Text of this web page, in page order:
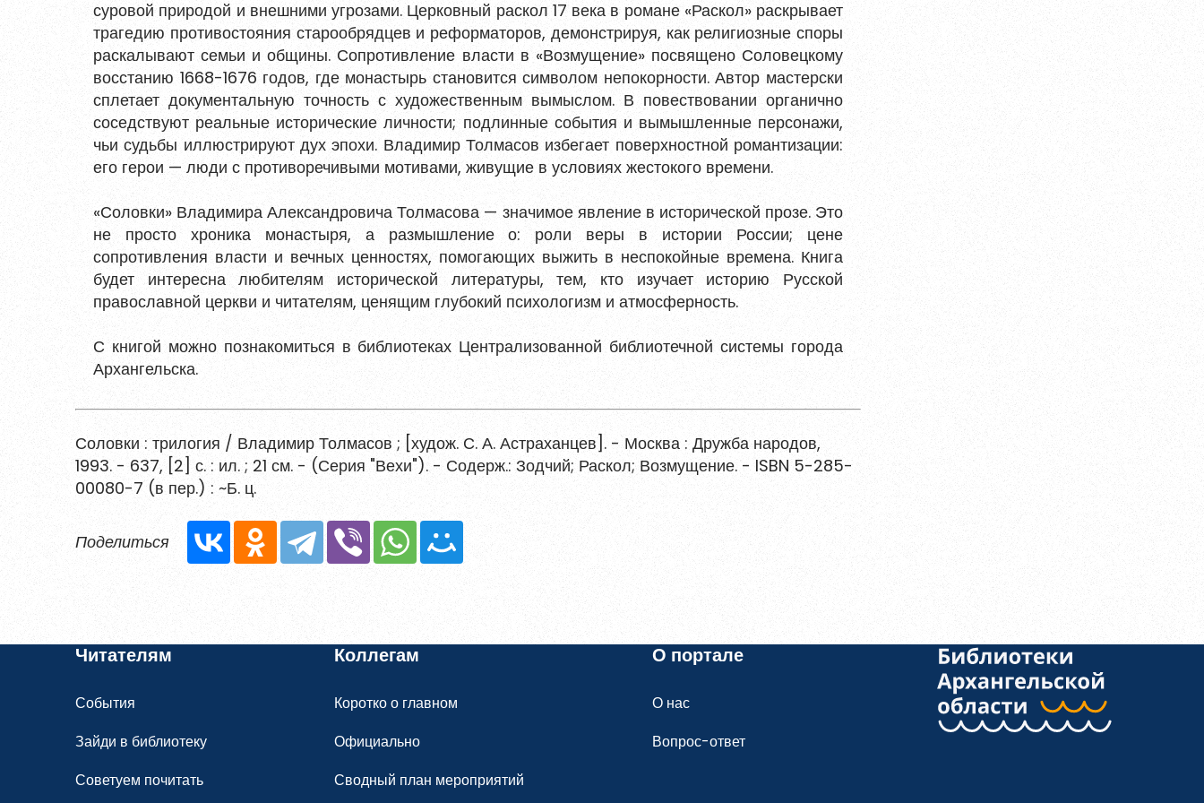
суровой природой и внешними угрозами. Церковный раскол 17 века в романе «Раскол» раскрывает
трагедию противостояния старообрядцев и реформаторов, демонстрируя, как религиозные споры
раскалывают семьи и общины. Сопротивление власти в «Возмущение» посвящено Соловецкому
восстанию 1668-1676 годов, где монастырь становится символом непокорности. Автор мастерски
сплетает документальную точность с художественным вымыслом. В повествовании органично
соседствуют реальные исторические личности; подлинные события и вымышленные персонажи,
чьи судьбы иллюстрируют дух эпохи. Владимир Толмасов избегает поверхностной романтизации:
его герои — люди с противоречивыми мотивами, живущие в условиях жестокого времени.
«Соловки» Владимира Александровича Толмасова — значимое явление в исторической прозе. Это
не просто хроника монастыря, а размышление о: роли веры в истории России; цене
сопротивления власти и вечных ценностях, помогающих выжить в неспокойные времена. Книга
будет интересна любителям исторической литературы, тем, кто изучает историю Русской
православной церкви и читателям, ценящим глубокий психологизм и атмосферность.
С книгой можно познакомиться в библиотеках Централизованной библиотечной системы города
Архангельска.
Соловки : трилогия / Владимир Толмасов ; [худож. С. А. Астраханцев]. - Москва : Дружба народов,
1993. - 637, [2] с. : ил. ; 21 см. - (Серия "Вехи"). - Содерж.: Зодчий; Раскол; Возмущение. - ISBN 5-285-
00080-7 (в пер.) : ~Б. ц.
Поделиться
Читателям
События
Зайди в библиотеку
Советуем почитать
Коллегам
Коротко о главном
Официально
Сводный план мероприятий
О портале
О нас
Вопрос-ответ
Войти
Восстановить пароль Зарегистрироваться
Пароль должен быть минимум 6 символов и содержать хотя бы одну строчную букву, одну
прописную букву, одну цифру и один специальный символ.
Обновить
Я согласен на обработкуперсональных данных
Я согласен справилами использования материалов, размещённых на портале.
Зарегистрироваться
Уже зарегистрированы?Войти